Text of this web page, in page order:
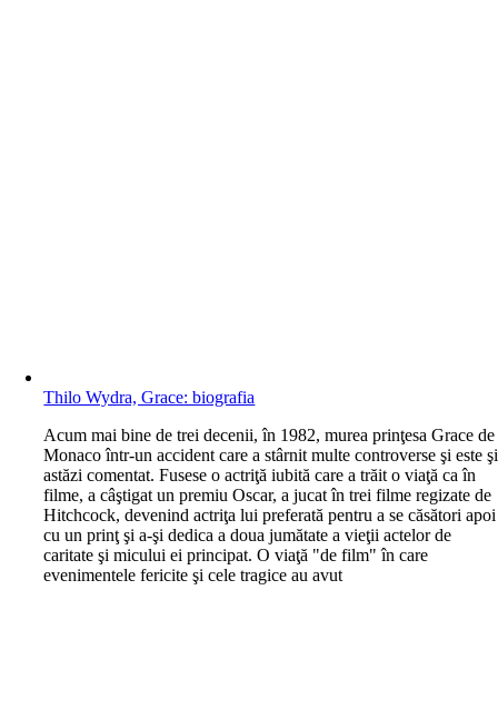
Thilo Wydra, Grace: biografia
Acum mai bine de trei decenii, în 1982, murea prinţesa Grace de
Monaco într-un accident care a stârnit multe controverse şi este şi
astăzi comentat. Fusese o actriţă iubită care a trăit o viaţă ca în
filme, a câştigat un premiu Oscar, a jucat în trei filme regizate de
Hitchcock, devenind actriţa lui preferată pentru a se căsători apoi
cu un prinţ şi a-şi dedica a doua jumătate a vieţii actelor de
caritate şi micului ei principat. O viaţă "de film" în care
evenimentele fericite şi cele tragice au avut